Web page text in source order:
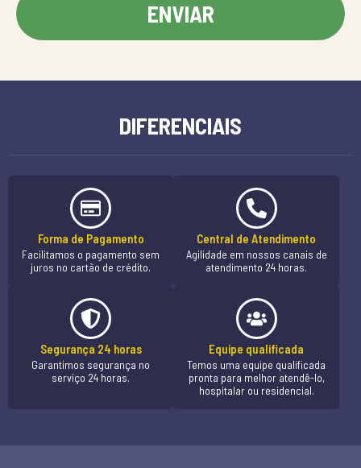
DIFERENCIAIS
Forma de Pagamento
Facilitamos o pagamento sem
juros no cartão de crédito.
Central de Atendimento
Agilidade em nossos canais de
atendimento 24 horas.
Segurança 24 horas
Garantimos segurança no
serviço 24 horas.
Equipe qualificada
Temos uma equipe qualificada
pronta para melhor atendê-lo,
hospitalar ou residencial.